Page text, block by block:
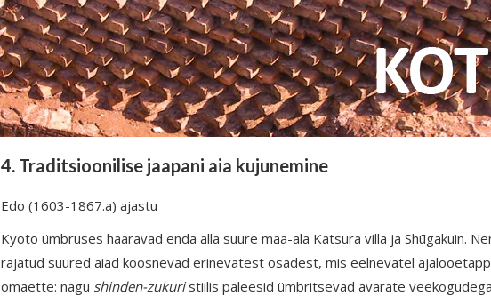
4. Traditsioonilise jaapani aia kujunemine
Edo (1603-1867.a) ajastu
Kyoto ümbruses haaravad enda alla suure maa-ala Katsura villa ja Shūgakuin.
rajatud suured aiad koosnevad erinevatest osadest, mis eelnevatel
omaette: nagu shinden-zukuristiilis paleesid ümbritsevad avarate